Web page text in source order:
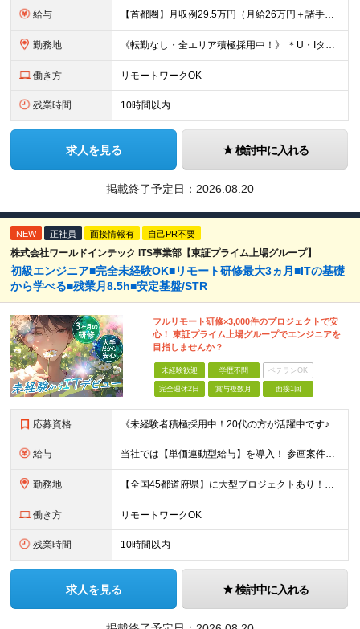
給与 【首都圏】月収例29.5万円（月給26万円＋諸手当） 【東海・関西】月収例28.5万円（月給25万円＋諸手当） 【九州】月収例26万円（月給23万円＋諸手当） ※経験・スキル・前職給与を踏まえ、総合
勤務地 《転勤なし・全エリア積極採用中！》 ＊U・Iターンも歓迎 ＊研修はオンライン実施 ★勤務エリアは下記よりお選びいただけます★ 【首都圏】東京・神奈川・千葉・埼玉 【東海】愛知 【関西】大阪、京都、兵庫
働き方 リモートワークOK
残業時間 10時間以内
求人を見る 検討中に入れる
掲載終了予定日： 2026.08.20
NEW 正社員 面接情報有 自己PR不要
株式会社ワールドインテック ITS事業部【東証プライム上場グループ】
初級エンジニア■完全未経験OK■リモート研修最大3ヵ月■ITの基礎
から学べる■残業月8.5h■安定基盤/STR
フルリモート研修×3,000件のプロジェクトで安
心！ 東証プライム上場グループでエンジニアを
目指しませんか？
未経験歓迎 学歴不問 ベテランOK
完全週休2日 賞与複数月 面接1回
応募資格 《未経験者積極採用中！20代の方が活躍中です♪》 ◎約4割が実務未経験入社！ ■学歴・職歴は一切問いません！ ■第二新卒の方もお気軽にご相談ください♪ ■入社してから数年は、転勤の可能性があります
給与 当社では【単価連動型給与】を導入！ 参画案件の契約単価に連動して給与が決定。 還元率は単価の【70％～80％】と東証プライム上場グループとして高水準です！（社会保険料・教育コスト含む） ■関東：月給
勤務地 【全国45都道府県】に大型プロジェクトあり！※ 四国・沖縄を除く 主要勤務地： 北海道/宮城県/栃木県/埼玉県/千葉県/東京都/神奈川県/愛知県/大阪府/京都府/兵庫県/広島県/福岡県/熊本県 ※勤
働き方 リモートワークOK
残業時間 10時間以内
求人を見る 検討中に入れる